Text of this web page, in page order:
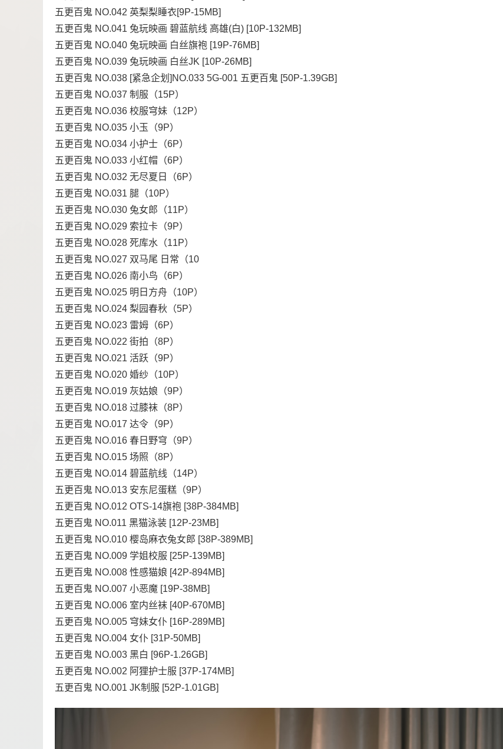
五更百鬼 NO.042 英梨梨睡衣[9P-15MB]
五更百鬼 NO.041 兔玩映画 碧蓝航线 高雄(白) [10P-132MB]
五更百鬼 NO.040 兔玩映画 白丝旗袍 [19P-76MB]
五更百鬼 NO.039 兔玩映画 白丝JK [10P-26MB]
五更百鬼 NO.038 [紧急企划]NO.033 5G-001 五更百鬼 [50P-1.39GB]
五更百鬼 NO.037 制服（15P）
五更百鬼 NO.036 校服穹妹（12P）
五更百鬼 NO.035 小玉（9P）
五更百鬼 NO.034 小护士（6P）
五更百鬼 NO.033 小红帽（6P）
五更百鬼 NO.032 无尽夏日（6P）
五更百鬼 NO.031 腿（10P）
五更百鬼 NO.030 兔女郎（11P）
五更百鬼 NO.029 索拉卡（9P）
五更百鬼 NO.028 死库水（11P）
五更百鬼 NO.027 双马尾 日常（10
五更百鬼 NO.026 南小鸟（6P）
五更百鬼 NO.025 明日方舟（10P）
五更百鬼 NO.024 梨园春秋（5P）
五更百鬼 NO.023 雷姆（6P）
五更百鬼 NO.022 街拍（8P）
五更百鬼 NO.021 活跃（9P）
五更百鬼 NO.020 婚纱（10P）
五更百鬼 NO.019 灰姑娘（9P）
五更百鬼 NO.018 过膝袜（8P）
五更百鬼 NO.017 达令（9P）
五更百鬼 NO.016 春日野穹（9P）
五更百鬼 NO.015 场照（8P）
五更百鬼 NO.014 碧蓝航线（14P）
五更百鬼 NO.013 安东尼蛋糕（9P）
五更百鬼 NO.012 OTS-14旗袍 [38P-384MB]
五更百鬼 NO.011 黑猫泳装 [12P-23MB]
五更百鬼 NO.010 樱岛麻衣兔女郎 [38P-389MB]
五更百鬼 NO.009 学姐校服 [25P-139MB]
五更百鬼 NO.008 性感猫娘 [42P-894MB]
五更百鬼 NO.007 小恶魔 [19P-38MB]
五更百鬼 NO.006 室内丝袜 [40P-670MB]
五更百鬼 NO.005 穹妹女仆 [16P-289MB]
五更百鬼 NO.004 女仆 [31P-50MB]
五更百鬼 NO.003 黑白 [96P-1.26GB]
五更百鬼 NO.002 阿狸护士服 [37P-174MB]
五更百鬼 NO.001 JK制服 [52P-1.01GB]